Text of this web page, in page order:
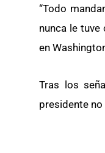
“Todo
nunca le
en
Tras los
presidente